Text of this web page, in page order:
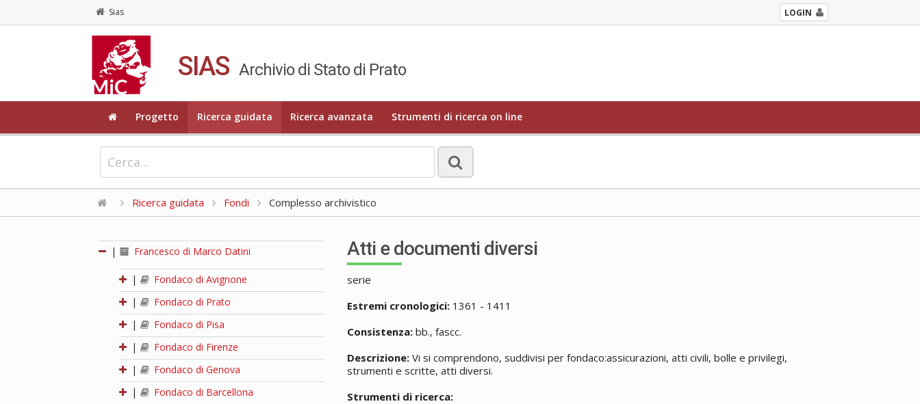
Sias LOGIN
SIAS Archivio di Stato di Prato
Progetto Ricerca guidata Ricerca avanzata Strumenti di ricerca on line
Ricerca guidata Fondi Complesso archivistico
| Francesco di Marco Datini
|
Fondaco di Avignone
|
Fondaco di Prato
|
Fondaco di Pisa
|
Fondaco di Firenze
|
Fondaco di Genova
|
Fondaco di Barcellona
Atti e documenti diversi
serie
Estremi cronologici: 1361 - 1411
Consistenza: bb., fascc.
Descrizione: Vi si comprendono, suddivisi per fondaco:assicurazioni, atti civili, bolle e privilegi,
strumenti e scritte, atti diversi.
Strumenti di ricerca: